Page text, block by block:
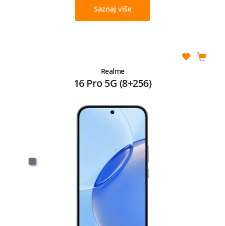
Saznaj više
Realme
16 Pro 5G (8+256)